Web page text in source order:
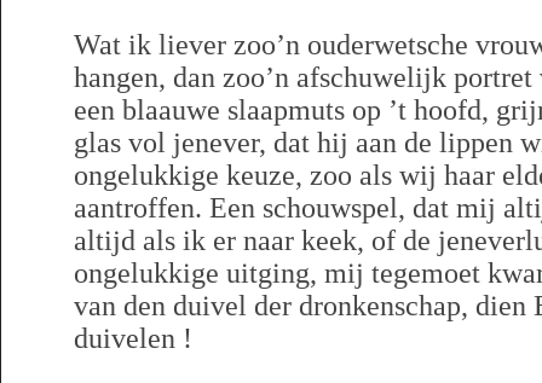
Wat ik liever zoo’n ouderwetsche
hangen, dan zoo’n afschuwelijk
een blaauwe slaapmuts op ’t hoofd,
glas vol jenever, dat hij aan de lippen
ongelukkige keuze, zoo als wij haar
aantroffen. Een schouwspel, dat mij
altijd als ik er naar keek, of de
ongelukkige uitging, mij tegemoet
van den duivel der dronkenschap, dien
duivelen !